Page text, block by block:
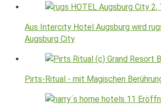
Aus Intercity Hotel Augsburg wird
Augsburg City
Pirts-Ritual - mit Magischen